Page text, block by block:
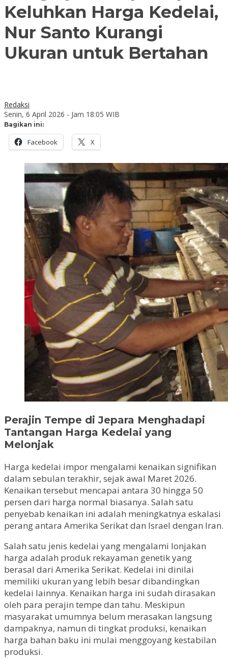
Keluhkan Harga Kedelai,
Nur Santo Kurangi
Ukuran untuk Bertahan
Redaksi
Senin, 6 April 2026 - Jam 18:05 WIB
Bagikan ini:
Facebook X
Perajin Tempe di Jepara Menghadapi
Tantangan Harga Kedelai yang
Melonjak
Harga kedelai impor mengalami kenaikan signifikan
dalam sebulan terakhir, sejak awal Maret 2026.
Kenaikan tersebut mencapai antara 30 hingga 50
persen dari harga normal biasanya. Salah satu
penyebab kenaikan ini adalah meningkatnya eskalasi
perang antara Amerika Serikat dan Israel dengan Iran.
Salah satu jenis kedelai yang mengalami lonjakan
harga adalah produk rekayaman genetik yang
berasal dari Amerika Serikat. Kedelai ini dinilai
memiliki ukuran yang lebih besar dibandingkan
kedelai lainnya. Kenaikan harga ini sudah dirasakan
oleh para perajin tempe dan tahu. Meskipun
masyarakat umumnya belum merasakan langsung
dampaknya, namun di tingkat produksi, kenaikan
harga bahan baku ini mulai menggoyang kestabilan
produksi.